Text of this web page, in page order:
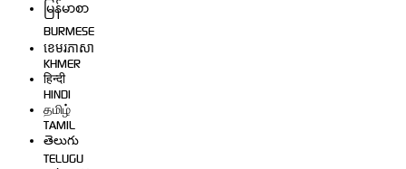
မြန်မာစာ
BURMESE
ខេមរភាសា
KHMER
हिन्दी
HINDI
தமிழ்
TAMIL
తెలుగు
TELUGU